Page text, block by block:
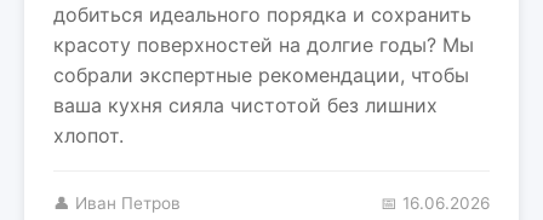
добиться идеального порядка и сохранить
красоту поверхностей на долгие годы? Мы
собрали экспертные рекомендации, чтобы
ваша кухня сияла чистотой без лишних
хлопот.
👤 Иван Петров 📅 16.06.2026